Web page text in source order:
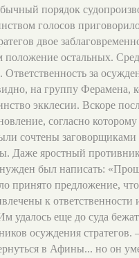
порядок
голосов
двое
положение остальных.
за
на группу Ферамена,
экклесии. Вскоре
согласно
сочтены заговорщиками
Даже яростный
был написать:
принято предложение,
к ответственности
удалось еще до суда
осуждения стратегов.
в Афины... но он